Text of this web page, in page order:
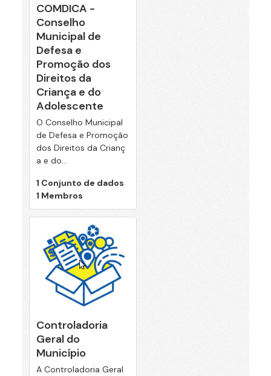
COMDICA -
Conselho
Municipal de
Defesa e
Promoção dos
Direitos da
Criança e do
Adolescente
O Conselho Municipal
de Defesa e Promoção
dos Direitos da Crianç
a e do...
1 Conjunto de dados
1 Membros
Controladoria
Geral do
Município
A Controladoria Geral